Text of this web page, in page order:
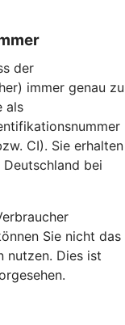
der
immer genau zu
als
CI). Sie erhalten
bei
Sie nicht das
nutzen. Dies ist